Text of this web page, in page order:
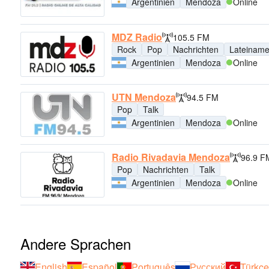
MDZ Radio
105.5 FM
Rock
Pop Nachrichten
Argentinien
Mendoza Online
UTN Mendoza
94.5 FM
Pop
Talk
Argentinien
Mendoza Online
Radio Rivadavia Mendoza
96.9
Pop
Nachrichten
Talk
Argentinien
Mendoza Online
Andere Sprachen